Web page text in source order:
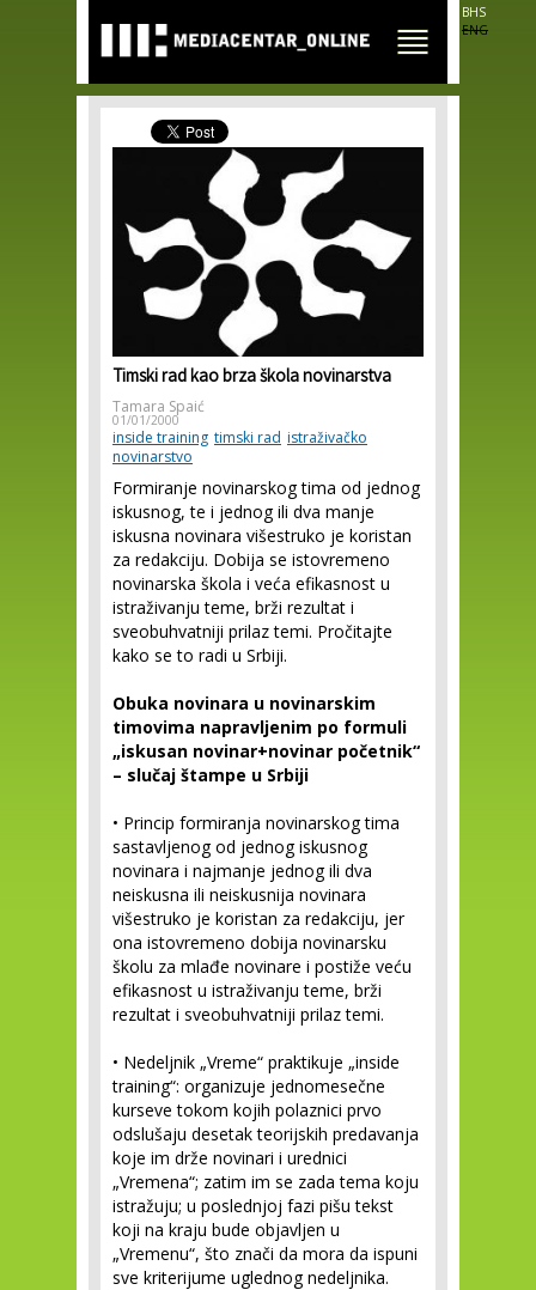
main
content
BHS
ENG
Timski rad kao brza škola novinarstva
Tamara Spaić
01/01/2000
inside training timski rad istraživačko
novinarstvo
Formiranje novinarskog tima od jednog
iskusnog, te i jednog ili dva manje
iskusna novinara višestruko je koristan
za redakciju. Dobija se istovremeno
novinarska škola i veća efikasnost u
istraživanju teme, brži rezultat i
sveobuhvatniji prilaz temi. Pročitajte
kako se to radi u Srbiji.
Obuka novinara u novinarskim
timovima napravljenim po formuli
„iskusan novinar+novinar početnik“
– slučaj štampe u Srbiji
• Princip formiranja novinarskog tima
sastavljenog od jednog iskusnog
novinara i najmanje jednog ili dva
neiskusna ili neiskusnija novinara
višestruko je koristan za redakciju, jer
ona istovremeno dobija novinarsku
školu za mlađe novinare i postiže veću
efikasnost u istraživanju teme, brži
rezultat i sveobuhvatniji prilaz temi.
• Nedeljnik „Vreme“ praktikuje „inside
training“: organizuje jednomesečne
kurseve tokom kojih polaznici prvo
odslušaju desetak teorijskih predavanja
koje im drže novinari i urednici
„Vremena“; zatim im se zada tema koju
istražuju; u poslednjoj fazi pišu tekst
koji na kraju bude objavljen u
„Vremenu“, što znači da mora da ispuni
sve kriterijume uglednog nedeljnika.